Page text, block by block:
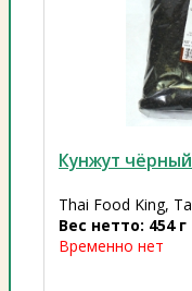
Кунжут
Thai Food King,
Вес нетто: 454 г
Временно нет